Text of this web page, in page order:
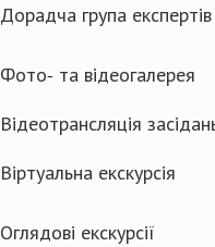
Дорадча група експертів
Фото- та відеогалерея
Відеотрансляція
Віртуальна екскурсія
Оглядові екскурсії